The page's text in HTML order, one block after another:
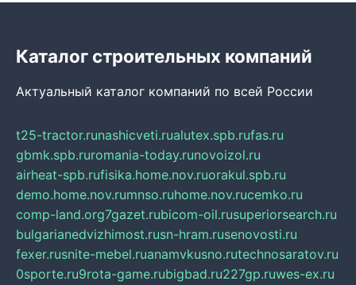
Каталог строительных компаний
Актуальный каталог компаний по всей России
t25-tractor.runashicveti.rualutex.spb.rufas.ru
gbmk.spb.ruromania-today.runovoizol.ru
airheat-spb.rufisika.home.nov.ruorakul.spb.ru
demo.home.nov.rumnso.ruhome.nov.rucemko.ru
comp-land.org7gazet.rubicom-oil.rusuperiorsearch.ru
bulgarianedvizhimost.rusn-hram.rusenovosti.ru
fexer.rusnite-mebel.ruanamvkusno.rutechnosaratov.ru
0sporte.ru9rota-game.rubigbad.ru227gp.ruwes-ex.ru